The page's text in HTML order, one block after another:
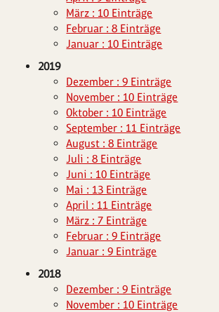
März : 10 Einträge
Februar : 8 Einträge
Januar : 10 Einträge
2019
Dezember : 9 Einträge
November : 10 Einträge
Oktober : 10 Einträge
September : 11 Einträge
August : 8 Einträge
Juli : 8 Einträge
Juni : 10 Einträge
Mai : 13 Einträge
April : 11 Einträge
März : 7 Einträge
Februar : 9 Einträge
Januar : 9 Einträge
2018
Dezember : 9 Einträge
November : 10 Einträge